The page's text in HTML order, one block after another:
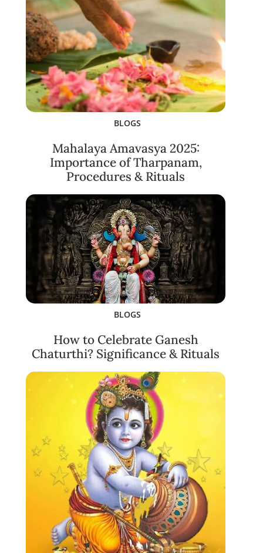
BLOGS
Mahalaya Amavasya 2025:
Importance of Tharpanam,
Procedures & Rituals
BLOGS
How to Celebrate Ganesh
Chaturthi? Significance & Rituals